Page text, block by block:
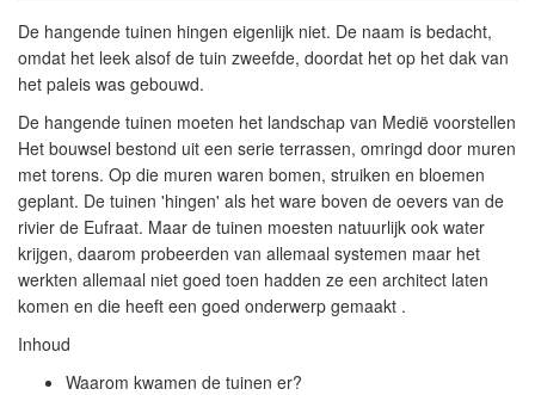
De hangende tuinen hingen eigenlijk niet. De naam is bedacht,
omdat het leek alsof de tuin zweefde, doordat het op het dak van
het paleis was gebouwd.
De hangende tuinen moeten het landschap van Medië voorstellen
Het bouwsel bestond uit een serie terrassen, omringd door muren
met torens. Op die muren waren bomen, struiken en bloemen
geplant. De tuinen 'hingen' als het ware boven de oevers van de
rivier de Eufraat. Maar de tuinen moesten natuurlijk ook water
krijgen, daarom probeerden van allemaal systemen maar het
werkten allemaal niet goed toen hadden ze een architect laten
komen en die heeft een goed onderwerp gemaakt .
Inhoud
Waarom kwamen de tuinen er?